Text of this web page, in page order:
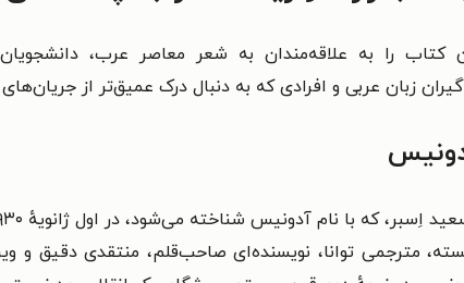
کتاب را به علاقه‌مندان به شعر معاصر عرب،
زبان عربی و افرادی که به دنبال درک عمیق‌تر از
مترجمی توانا، نویسنده‌ای صاحب‌قلم، منتقدی دقیق و